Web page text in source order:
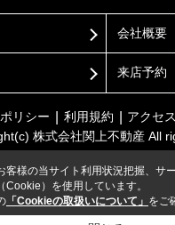
会社概要
来店予約
リシー 利用規約 アクセ
株式会社関上不動産 All
客様の当サイト利用状況把握、サ
Cookie）を使用しています。
「Cookieの取扱いについて」 をご